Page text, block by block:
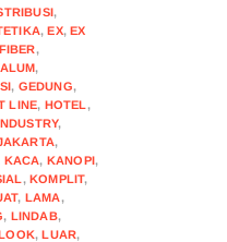
,
,EX,EX
FIBER,
,
, GEDUNG,
LINE, HOTEL ,
,
,
KACA, KANOPI,
,KOMPLIT,
, LAMA,
, LINDAB,
,LUAR,